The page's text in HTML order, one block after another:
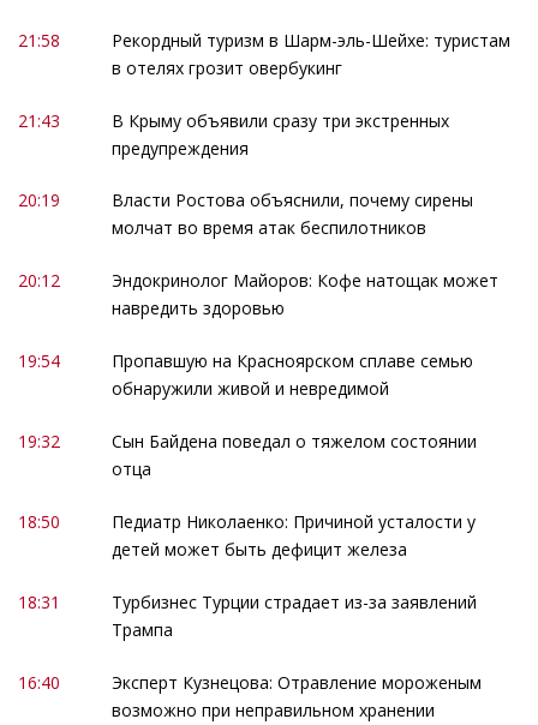
21:58
Рекордный туризм в Шарм-эль-Шейхе: туристам
в отелях грозит овербукинг
21:43
В Крыму объявили сразу три экстренных
предупреждения
20:19
Власти Ростова объяснили, почему сирены
молчат во время атак беспилотников
20:12
Эндокринолог Майоров: Кофе натощак может
навредить здоровью
19:54
Пропавшую на Красноярском сплаве семью
обнаружили живой и невредимой
19:32
Сын Байдена поведал о тяжелом состоянии
отца
18:50
Педиатр Николаенко: Причиной усталости у
детей может быть дефицит железа
18:31
Турбизнес Турции страдает из-за заявлений
Трампа
16:40
Эксперт Кузнецова: Отравление мороженым
возможно при неправильном хранении